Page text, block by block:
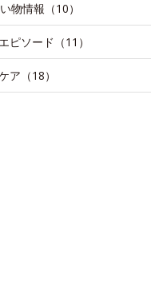
物情報（10）
ピソード（11）
ア（18）